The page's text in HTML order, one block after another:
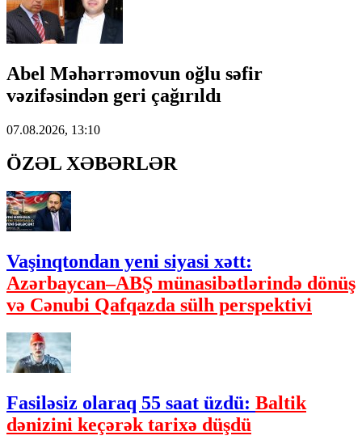
Abel Məhərrəmovun oğlu səfir
vəzifəsindən geri çağırıldı
07.08.2026, 13:10
ÖZƏL XƏBƏRLƏR
Vaşinqtondan yeni siyasi xətt:
Azərbaycan–ABŞ münasibətlərində dönüş
və Cənubi Qafqazda sülh perspektivi
Fasiləsiz olaraq 55 saat üzdü: Baltik
dənizini keçərək tarixə düşdü